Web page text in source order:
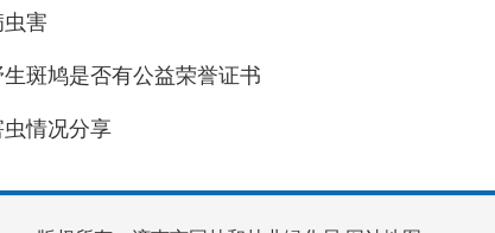
害
斑鸠是否有公益荣誉证书
情况分享